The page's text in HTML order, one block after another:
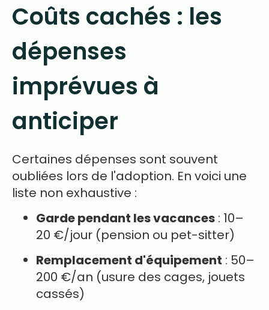
Coûts cachés : les
dépenses
imprévues à
anticiper
Certaines dépenses sont souvent
oubliées lors de l'adoption. En voici une
liste non exhaustive :
Garde pendant les vacances : 10–
20 €/jour (pension ou pet-sitter)
Remplacement d'équipement : 50–
200 €/an (usure des cages, jouets
cassés)